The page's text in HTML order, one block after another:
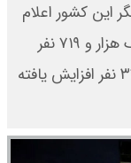
این کشور اعلام
کرد که شمار جان‌باختگان این حادثه به یک هزار و ۷۱۹ نفر
رسیده و آمار مصدومان نیز به پنج هزار و ۳۴ نفر افزایش یافته